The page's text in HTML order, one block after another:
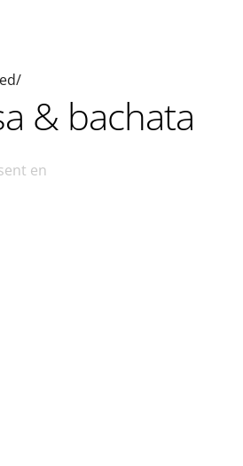
& bachata
en